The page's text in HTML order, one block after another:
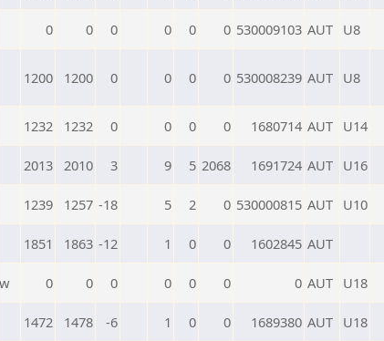
0 0 0 0 0 0 530009103 AUT U8
1200 1200 0 0 0 0 530008239 AUT U8
1232 1232 0 0 0 0 1680714 AUT U14
2013 2010 3 9 5 2068 1691724 AUT U16
1239 1257 -18 5 2 0 530000815 AUT U10
1851 1863 -12 1 0 0 1602845 AUT
w 0 0 0 0 0 0 0 AUT U18
1472 1478 -6 1 0 0 1689380 AUT U18